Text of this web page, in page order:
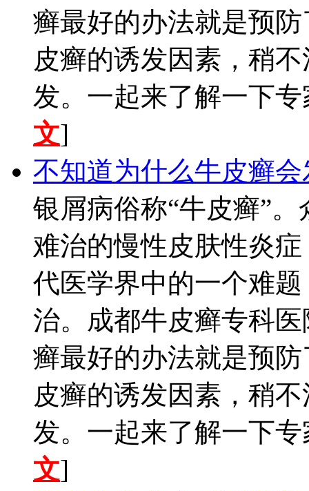
癣最好的办法就是预
皮癣的诱发因素，稍
发。一起来了解一下
文]
不知道为什么牛皮癣
银屑病俗称“牛皮癣”
难治的慢性皮肤性炎
代医学界中的一个难
治。成都牛皮癣专科
癣最好的办法就是预
皮癣的诱发因素，稍
发。一起来了解一下
文]